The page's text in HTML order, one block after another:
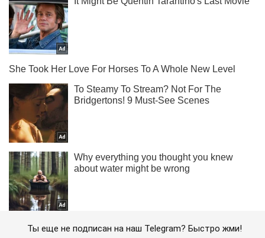
Ты еще не подписан на наш Telegram? Быстро жми!